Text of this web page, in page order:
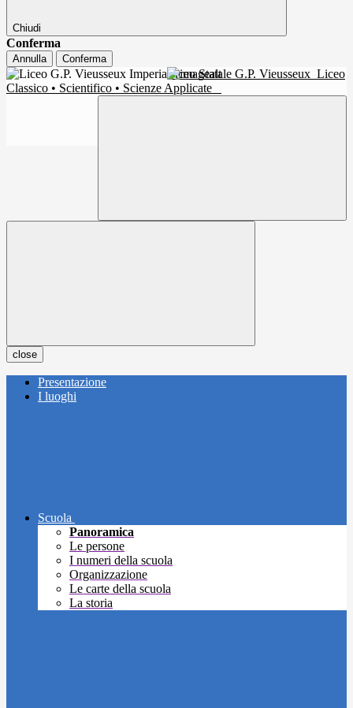
Chiudi
Conferma
Annulla Conferma
Liceo Statale G.P. Vieusseux Liceo
Classico • Scientifico • Scienze Applicate
close
Presentazione
I luoghi
Scuola
Panoramica
Le persone
I numeri della scuola
Organizzazione
Le carte della scuola
La storia